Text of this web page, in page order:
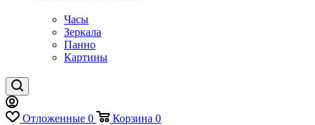
Часы
Зеркала
Панно
Картины
Отложенные 0 Корзина 0